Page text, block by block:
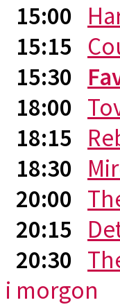
15:00
15:15
15:30
18:00
18:15
18:30
20:00
20:15
20:30
i morgon